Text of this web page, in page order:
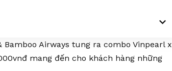
Airways tung ra combo Vinpearl x
mang đến cho khách hàng những